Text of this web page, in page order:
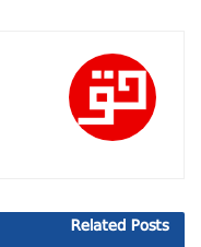
Related Posts